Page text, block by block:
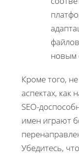
новым
Кроме того,
аспектах, как
SEO-
имен играют
Убедитесь,